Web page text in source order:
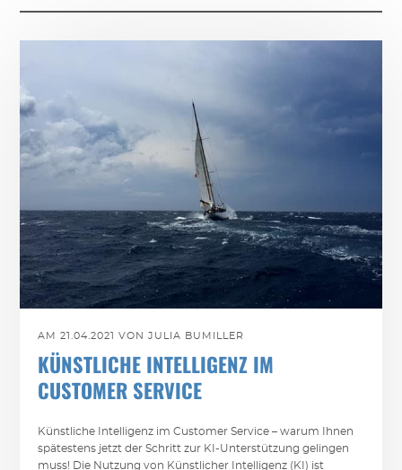
AM 21.04.2021 VON JULIA BUMILLER
KÜNSTLICHE INTELLIGENZ IM
CUSTOMER SERVICE
Künstliche Intelligenz im Customer Service – warum Ihnen
spätestens jetzt der Schritt zur KI-Unterstützung gelingen
muss! Die Nutzung von Künstlicher Intelligenz (KI) ist